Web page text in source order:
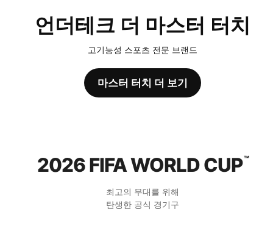
언더테크 더 마스터 터치
고기능성 스포츠 전문 브랜드
마스터 터치 더 보기
2026 FIFA WORLD CUP™
최고의 무대를 위해
탄생한 공식 경기구